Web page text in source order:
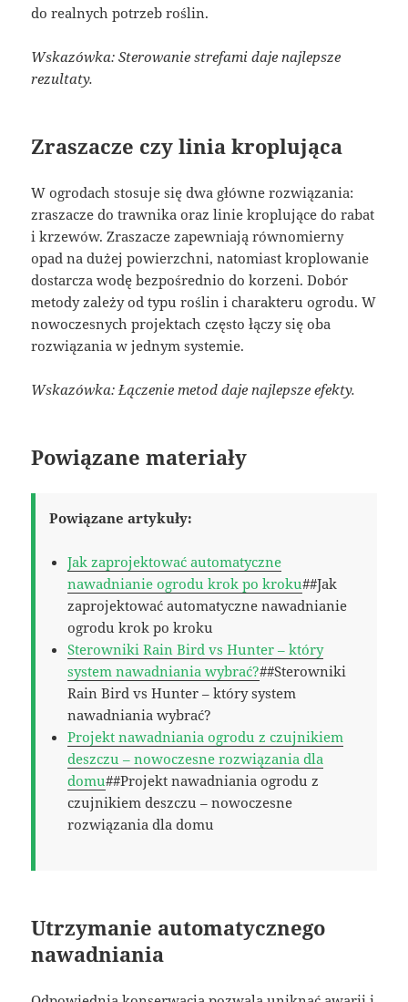
do realnych potrzeb roślin.
Wskazówka: Sterowanie strefami daje najlepsze
rezultaty.
Zraszacze czy linia kroplująca
W ogrodach stosuje się dwa główne rozwiązania:
zraszacze do trawnika oraz linie kroplujące do rabat
i krzewów. Zraszacze zapewniają równomierny
opad na dużej powierzchni, natomiast kroplowanie
dostarcza wodę bezpośrednio do korzeni. Dobór
metody zależy od typu roślin i charakteru ogrodu. W
nowoczesnych projektach często łączy się oba
rozwiązania w jednym systemie.
Wskazówka: Łączenie metod daje najlepsze efekty.
Powiązane materiały
Powiązane artykuły:
Jak zaprojektować automatyczne
nawadnianie ogrodu krok po kroku##Jak
zaprojektować automatyczne nawadnianie
ogrodu krok po kroku
Sterowniki Rain Bird vs Hunter – który
system nawadniania wybrać?##Sterowniki
Rain Bird vs Hunter – który system
nawadniania wybrać?
Projekt nawadniania ogrodu z czujnikiem
deszczu – nowoczesne rozwiązania dla
domu##Projekt nawadniania ogrodu z
czujnikiem deszczu – nowoczesne
rozwiązania dla domu
Utrzymanie automatycznego
nawadniania